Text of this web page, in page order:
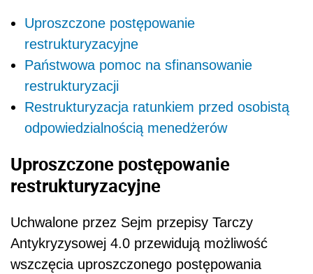
Uproszczone postępowanie
restrukturyzacyjne
Państwowa pomoc na sfinansowanie
restrukturyzacji
Restrukturyzacja ratunkiem przed osobistą
odpowiedzialnością menedżerów
Uproszczone postępowanie
restrukturyzacyjne
Uchwalone przez Sejm przepisy Tarczy
Antykryzysowej 4.0 przewidują możliwość
wszczęcia uproszczonego postępowania